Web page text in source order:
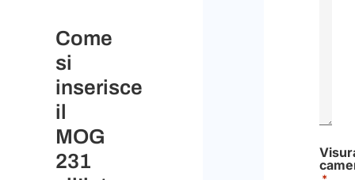
Come
si
inserisce
il
MOG
231